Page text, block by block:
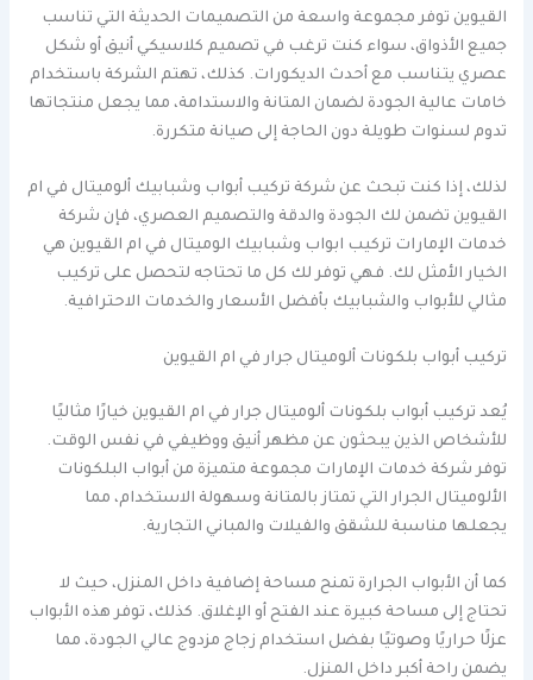
القيوين توفر مجموعة واسعة من التصميمات الحديثة التي تناسب
جميع الأذواق، سواء كنت ترغب في تصميم كلاسيكي أنيق أو شكل
عصري يتناسب مع أحدث الديكورات. كذلك، تهتم الشركة باستخدام
خامات عالية الجودة لضمان المتانة والاستدامة، مما يجعل منتجاتها
تدوم لسنوات طويلة دون الحاجة إلى صيانة متكررة.
لذلك، إذا كنت تبحث عن شركة تركيب أبواب وشبابيك ألوميتال في ام
القيوين تضمن لك الجودة والدقة والتصميم العصري، فإن شركة
خدمات الإمارات تركيب ابواب وشبابيك الوميتال في ام القيوين هي
الخيار الأمثل لك. فهي توفر لك كل ما تحتاجه لتحصل على تركيب
مثالي للأبواب والشبابيك بأفضل الأسعار والخدمات الاحترافية.
تركيب أبواب بلكونات ألوميتال جرار في ام القيوين
يُعد تركيب أبواب بلكونات ألوميتال جرار في ام القيوين خيارًا مثاليًا
للأشخاص الذين يبحثون عن مظهر أنيق ووظيفي في نفس الوقت.
توفر شركة خدمات الإمارات مجموعة متميزة من أبواب البلكونات
الألوميتال الجرار التي تمتاز بالمتانة وسهولة الاستخدام، مما
يجعلها مناسبة للشقق والفيلات والمباني التجارية.
كما أن الأبواب الجرارة تمنح مساحة إضافية داخل المنزل، حيث لا
تحتاج إلى مساحة كبيرة عند الفتح أو الإغلاق. كذلك، توفر هذه الأبواب
عزلًا حراريًا وصوتيًا بفضل استخدام زجاج مزدوج عالي الجودة، مما
يضمن راحة أكبر داخل المنزل.